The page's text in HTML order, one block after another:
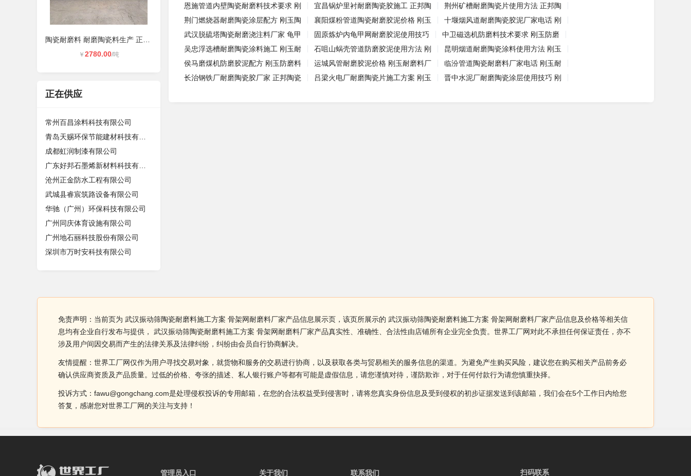
￥ 2780.00/吨
正在供应
常州百昌涂料科技有限公司
成都虹润制漆有限公司
沧州正金防水工程有限公司
武城县睿宸筑路设备有限公司
华驰（广州）环保科技有限公司
广州同庆体育设施有限公司
广州地石丽科技股份有限公司
深圳市万时安科技有限公司
恩施管道内壁陶瓷耐磨料技术要求 刚
宜昌锅炉里衬耐磨陶瓷胶施工 正邦陶
荆州矿槽耐磨陶瓷片使用方法 正邦陶
荆门燃烧器耐磨陶瓷涂层配方 刚玉陶
襄阳煤粉管道陶瓷耐磨胶泥价格 刚玉
十堰烟风道耐磨陶瓷胶泥厂家电话 刚
武汉脱硫塔陶瓷耐磨浇注料厂家 龟甲
固原炼炉内龟甲网耐磨胶泥使用技巧
中卫磁选机防磨料技术要求 刚玉防磨
吴忠浮选槽耐磨陶瓷涂料施工 刚玉耐
石咀山蜗壳管道防磨胶泥使用方法 刚
昆明烟道耐磨陶瓷涂料使用方法 刚玉
侯马磨煤机防磨胶泥配方 刚玉防磨料
运城风管耐磨胶泥价格 刚玉耐磨料厂
临汾管道陶瓷耐磨料厂家电话 刚玉耐
长治钢铁厂耐磨陶瓷胶厂家 正邦陶瓷
吕梁火电厂耐磨陶瓷片施工方案 刚玉 晋中水泥厂耐磨陶瓷涂层使用技巧 刚
免责声明：当前页为 武汉振动筛陶瓷耐磨料施工方案 骨架网耐磨料厂家产品信息展示页，该页所展示的 武汉振动筛陶瓷耐磨料施工方案 骨架网耐磨料厂家产品信息及价格等相关信
息均有企业自行发布与提供， 武汉振动筛陶瓷耐磨料施工方案 骨架网耐磨料厂家产品真实性、准确性、合法性由店铺所有企业完全负责。世界工厂网对此不承担任何保证责任，亦不
涉及用户间因交易而产生的法律关系及法律纠纷，纠纷由会员自行协商解决。
友情提醒：世界工厂网仅作为用户寻找交易对象，就货物和服务的交易进行协商，以及获取各类与贸易相关的服务信息的渠道。为避免产生购买风险，建议您在购买相关产品前务必
确认供应商资质及产品质量。过低的价格、夸张的描述、私人银行账户等都有可能是虚假信息，请您谨慎对待，谨防欺诈，对于任何付款行为请您慎重抉择。
投诉方式：fawu@gongchang.com是处理侵权投诉的专用邮箱，在您的合法权益受到侵害时，请将您真实身份信息及受到侵权的初步证据发送到该邮箱，我们会在5个工作日内给您
答复，感谢您对世界工厂网的关注与支持！
管理员入口 关于我们 联系我们 扫码联系